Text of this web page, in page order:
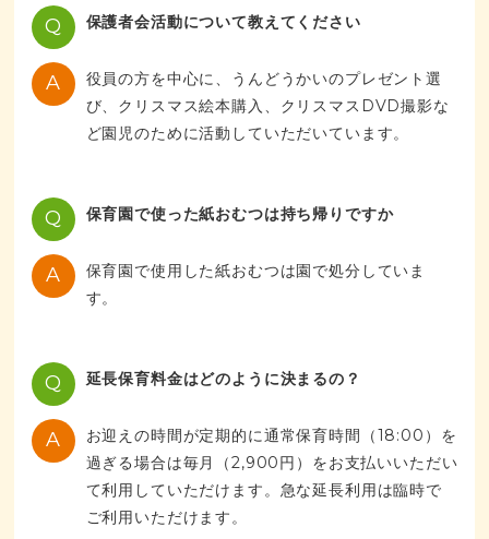
Q 保護者会活動について教えてください
A
役員の方を中心に、うんどうかいのプレゼント選
び、クリスマス絵本購入、クリスマスDVD撮影な
ど園児のために活動していただいています。
Q 保育園で使った紙おむつは持ち帰りですか
A
保育園で使用した紙おむつは園で処分していま
す。
Q 延長保育料金はどのように決まるの？
A
お迎えの時間が定期的に通常保育時間（18:00）を
過ぎる場合は毎月（2,900円）をお支払いいただい
て利用していただけます。急な延長利用は臨時で
ご利用いただけます。